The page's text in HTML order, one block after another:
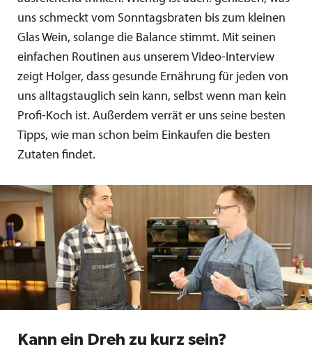
uns schmeckt vom Sonntagsbraten bis zum kleinen
Glas Wein, solange die Balance stimmt. Mit seinen
einfachen Routinen aus unserem Video-Interview
zeigt Holger, dass gesunde Ernährung für jeden von
uns alltagstauglich sein kann, selbst wenn man kein
Profi-Koch ist. Außerdem verrät er uns seine besten
Tipps, wie man schon beim Einkaufen die besten
Zutaten findet.
Kann ein Dreh zu kurz sein?